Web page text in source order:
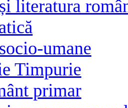
literatura
umane
Timpurie
primar